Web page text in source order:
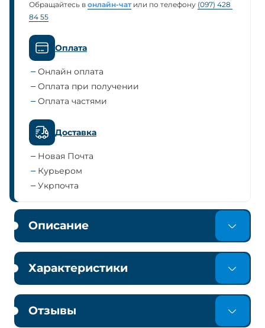
Обращайтесь в онлайн-чатили по телефону (097) 428
84 55
Оплата
Онлайн оплата
Оплата при получении
Оплата частями
Доставка
Новая Почта
Курьером
Укрпочта
Описание
Характеристики
Отзывы